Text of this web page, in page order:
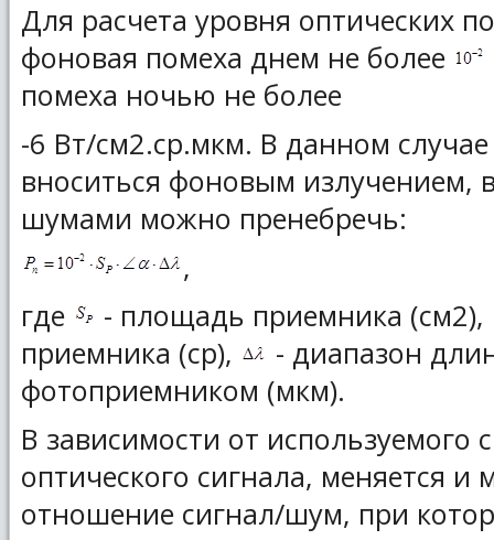
Для расчета уровня оптических
фоновая помеха днем не более
помеха ночью не более
-6 Вт/см2.ср.мкм. В данном
вноситься фоновым излучением,
шумами можно пренебречь:
,
где
- площадь приемника (см2),
приемника (ср),
- диапазон
фотоприемником (мкм).
В зависимости от используемого
оптического сигнала, меняется
отношение сигнал/шум, при